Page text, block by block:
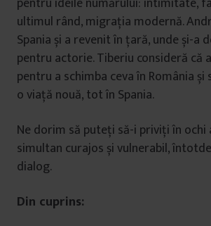
ultimul rând, migrația modernă.
Spania și a revenit în țară, unde și-a
pentru actorie. Tiberiu consideră că
pentru a schimba ceva în România
o viață nouă, tot în Spania.
Ne dorim să puteți să-i priviți în ochi
simultan curajos și vulnerabil,
dialog.
Din cuprins: